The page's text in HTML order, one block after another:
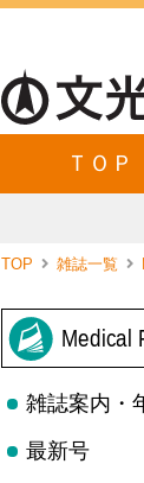
ＴＯＰ
TOP 雑誌一覧
Medical
雑誌案内・
最新号